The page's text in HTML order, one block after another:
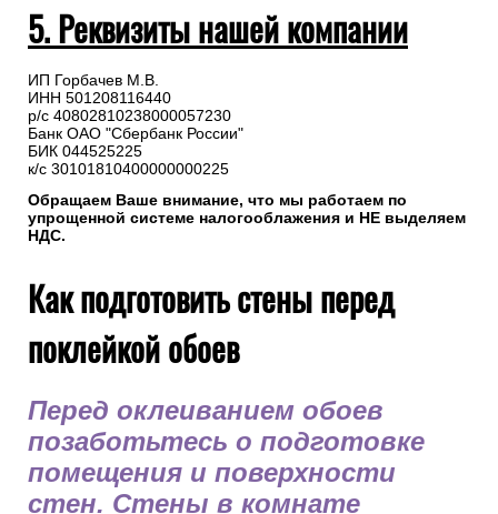
5. Реквизиты нашей компании
ИП Горбачев М.В.
ИНН 501208116440
р/с 40802810238000057230
Банк ОАО "Сбербанк России"
БИК 044525225
к/с 30101810400000000225
Обращаем Ваше внимание, что мы работаем по
упрощенной системе налогооблажения и НЕ выделяем
НДС.
Как подготовить стены перед
поклейкой обоев
Перед оклеиванием обоев
позаботьтесь о подготовке
помещения и поверхности
стен. Стены в комнате